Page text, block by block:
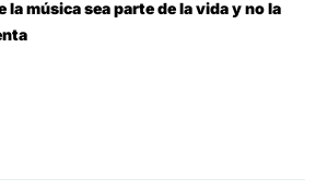
la música sea parte de la vida y no la